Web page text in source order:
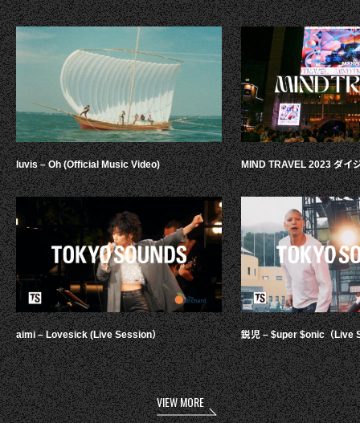
luvis – Oh (Official Music Video)
aimi – Lovesick (Live Session）
MIND TRAVEL 2023 ダイ
鋭児 – $uper $onic（Live
VIEW MORE